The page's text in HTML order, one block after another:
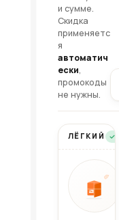
и сумме.
Скидка
применяетс
я
автоматич
ески,
промокоды
не нужны.
ЛЁГКИЙ
10кг